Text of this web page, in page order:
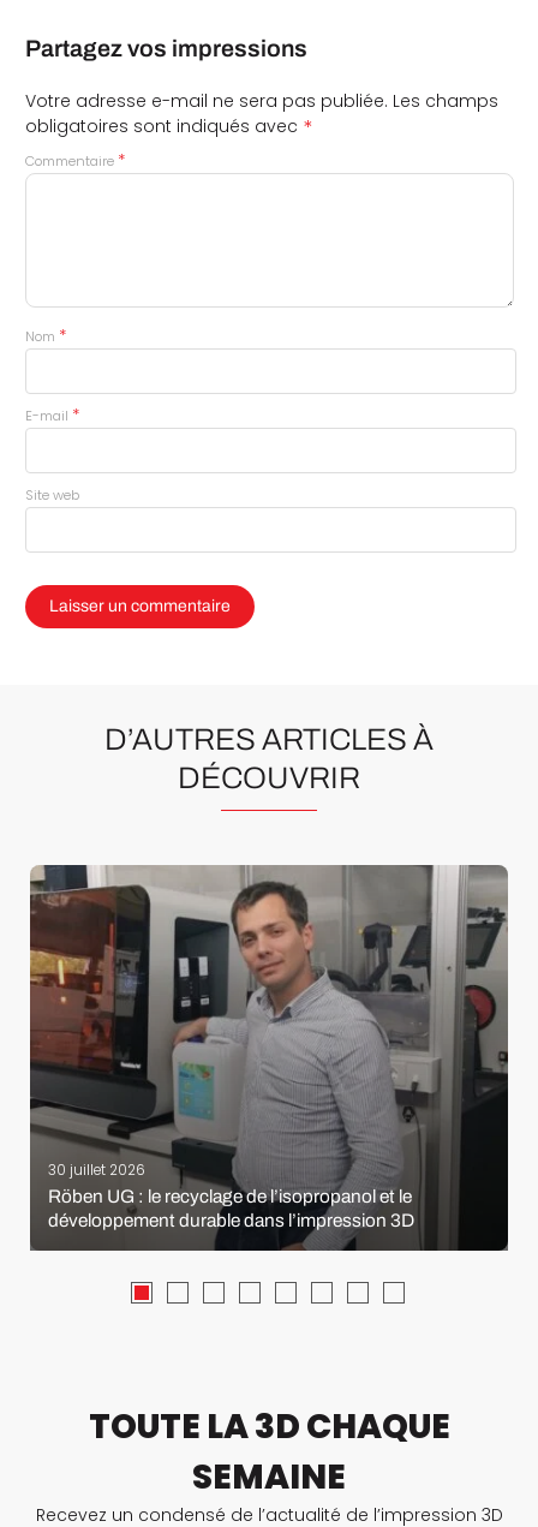
Partagez vos impressions
Votre adresse e-mail ne sera pas publiée. Les champs
obligatoires sont indiqués avec *
Commentaire *
Nom *
E-mail *
Site web
D’AUTRES ARTICLES À
DÉCOUVRIR
30 juillet 2026
Röben UG : le recyclage de l’isopropanol et le
développement durable dans l’impression 3D
TOUTE LA 3D CHAQUE
SEMAINE
Recevez un condensé de l’actualité de l’impression 3D